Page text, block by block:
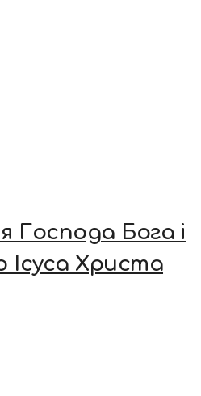
Господа Бога і
Ісуса Христа